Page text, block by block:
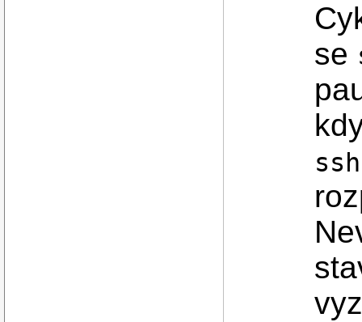
se
ssh